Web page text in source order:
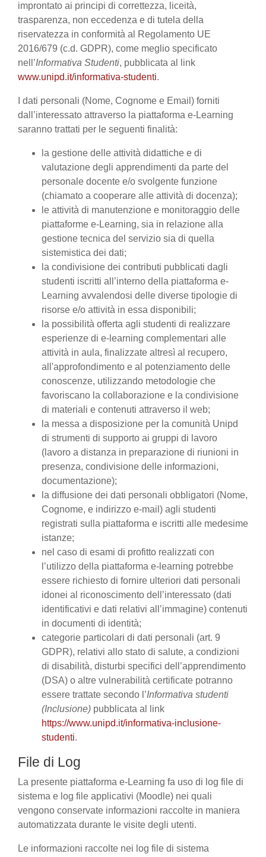
improntato ai principi di correttezza, liceità,
trasparenza, non eccedenza e di tutela della
riservatezza in conformità al Regolamento UE
2016/679 (c.d. GDPR), come meglio specificato
nell’Informativa Studenti, pubblicata al link
www.unipd.it/informativa-studenti.
I dati personali (Nome, Cognome e Email) forniti
dall’interessato attraverso la piattaforma e-Learning
saranno trattati per le seguenti finalità:
la gestione delle attività didattiche e di
valutazione degli apprendimenti da parte del
personale docente e/o svolgente funzione
(chiamato a cooperare alle attività di docenza);
le attività di manutenzione e monitoraggio delle
piattaforme e-Learning, sia in relazione alla
gestione tecnica del servizio sia di quella
sistemistica dei dati;
la condivisione dei contributi pubblicati dagli
studenti iscritti all’interno della piattaforma e-
Learning avvalendosi delle diverse tipologie di
risorse e/o attività in essa disponibili;
la possibilità offerta agli studenti di realizzare
esperienze di e-learning complementari alle
attività in aula, finalizzate altresì al recupero,
all'approfondimento e al potenziamento delle
conoscenze, utilizzando metodologie che
favoriscano la collaborazione e la condivisione
di materiali e contenuti attraverso il web;
la messa a disposizione per la comunità Unipd
di strumenti di supporto ai gruppi di lavoro
(lavoro a distanza in preparazione di riunioni in
presenza, condivisione delle informazioni,
documentazione);
la diffusione dei dati personali obbligatori (Nome,
Cognome, e indirizzo e-mail) agli studenti
registrati sulla piattaforma e iscritti alle medesime
istanze;
nel caso di esami di profitto realizzati con
l’utilizzo della piattaforma e-learning potrebbe
essere richiesto di fornire ulteriori dati personali
idonei al riconoscimento dell’interessato (dati
identificativi e dati relativi all’immagine) contenuti
in documenti di identità;
categorie particolari di dati personali (art. 9
GDPR), relativi allo stato di salute, a condizioni
di disabilità, disturbi specifici dell’apprendimento
(DSA) o altre vulnerabilità certificate potranno
essere trattate secondo l’Informativa studenti
(Inclusione) pubblicata al link
https://www.unipd.it/informativa-inclusione-
studenti.
File di Log
La presente piattaforma e-Learning fa uso di log file di
sistema e log file applicativi (Moodle) nei quali
vengono conservate informazioni raccolte in maniera
automatizzata durante le visite degli utenti.
Le informazioni raccolte nei log file di sistema